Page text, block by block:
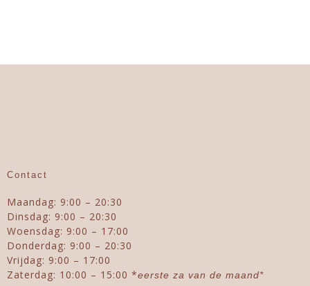
Contact
Maandag: 9:00 – 20:30
Dinsdag: 9:00 – 20:30
Woensdag: 9:00 – 17:00
Donderdag: 9:00 – 20:30
Vrijdag: 9:00 – 17:00
Zaterdag: 10:00 – 15:00 *eerste za van de maand*